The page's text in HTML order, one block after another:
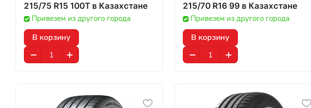
215/75 R15 100T в Казахстане
Привезем из другого города
В корзину
215/70 R16 99 в Казахстане
Привезем из другого города
В корзину